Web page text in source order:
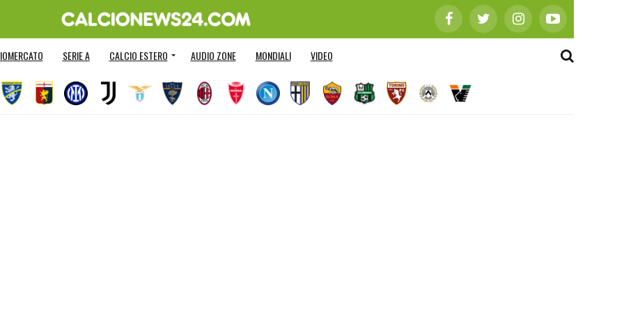
SERIE A CALCIO ESTERO AUDIO ZONE MONDIALI VIDEO